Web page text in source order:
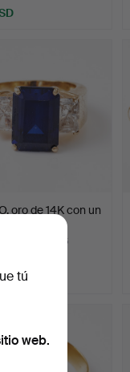
oro de 14K con un
5 ago 2026
tú
web.